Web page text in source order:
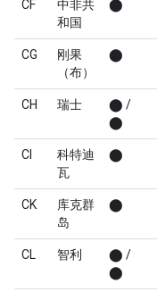
CF
中非共
和国
⬤
CG
刚果
（布）
⬤
CH 瑞士
⬤ /
⬤
CI
科特迪
瓦
⬤
CK
库克群
岛
⬤
CL 智利
⬤ /
⬤